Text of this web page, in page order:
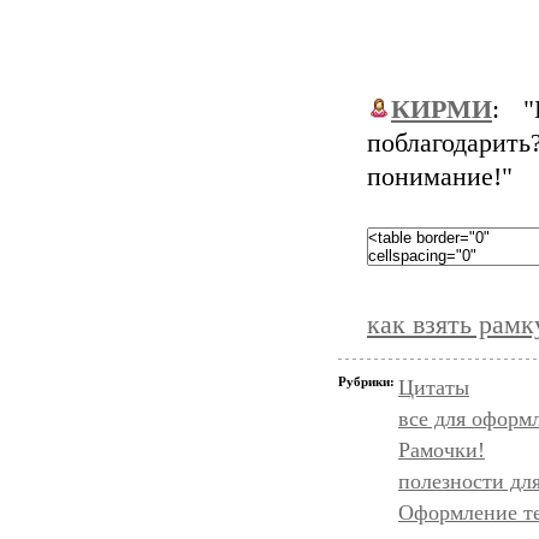
КИРМИ:
понимание!"
как взять
Рубрики: Цитаты
все для
Рамочки!
полезности
Оформление